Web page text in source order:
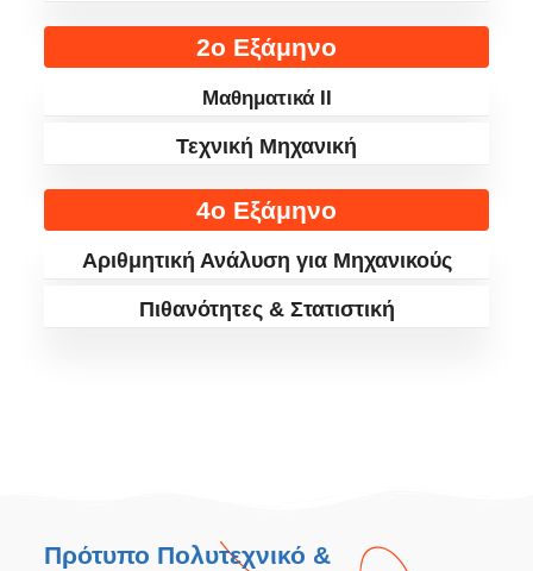
2ο Εξάμηνο
Μαθηματικά II
Τεχνική Μηχανική
4ο Εξάμηνο
Αριθμητική Ανάλυση για Μηχανικούς
Πιθανότητες & Στατιστική
Πρότυπο Πολυτεχνικό &